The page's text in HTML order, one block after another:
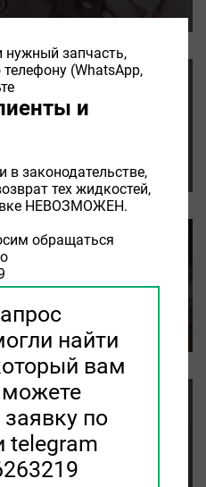
KIA
kia rio 3
kia sorento
нужный запчасть,
(WhatsApp,
и
в законодательстве,
тех жидкостей,
НЕВОЗМОЖЕН.
обращаться
найти
вам
по
telegram